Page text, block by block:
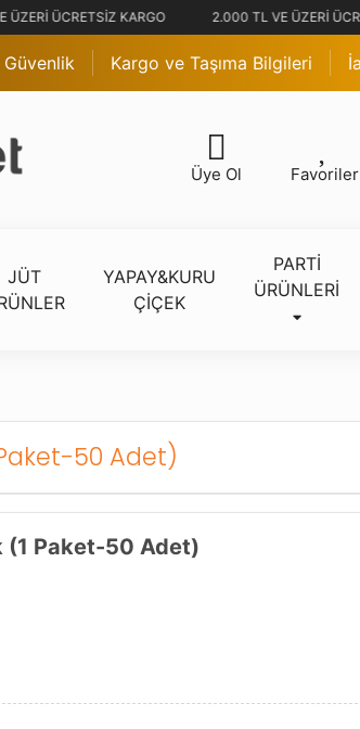
ÜCRETSİZ KARGO 2.000 TL VE ÜZERİ
Kargo ve Taşıma Bilgileri
Favoriler
Üye Ol
JÜT
YAPAY&KURU
ÇİÇEK
PARTİ
ÜRÜNLERİ
50 Adet)
(1 Paket-50 Adet)